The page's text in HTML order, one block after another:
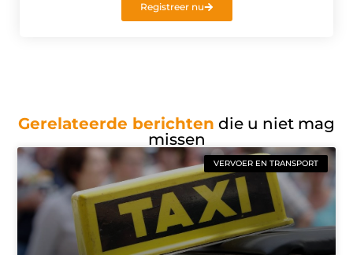
Registreer nu
Gerelateerde berichten die u niet mag
missen
VERVOER EN TRANSPORT